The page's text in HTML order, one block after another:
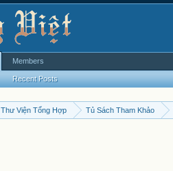
Thư Viện Tổng Hợp Tủ Sách Tham Khảo
Recent Posts
Members